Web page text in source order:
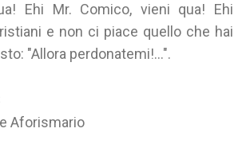
Ehi Mr. Comico, vieni qua! Ehi
e non ci piace quello che hai
"Allora perdonatemi!...".
Aforismario